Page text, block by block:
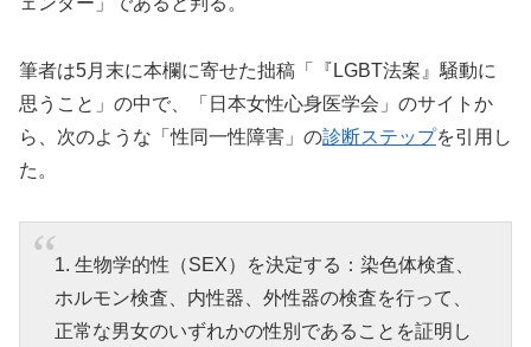
筆者は5月末に本欄に寄せた拙稿「『LGBT法案』騒動に
思うこと」の中で、「日本女性心身医学会」のサイトか
ら、次のような「性同一性障害」の診断ステップを引用し
た。
1. 生物学的性（SEX）を決定する：染色体検査、
ホルモン検査、内性器、外性器の検査を行って、
正常な男女のいずれかの性別であることを証明し